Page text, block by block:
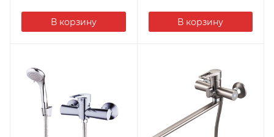
В корзину В корзину